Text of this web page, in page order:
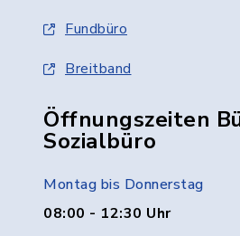
Fundbüro
Breitband
Öffnungszeiten
Sozialbüro
Montag bis Donnerstag
08:00 - 12:30 Uhr